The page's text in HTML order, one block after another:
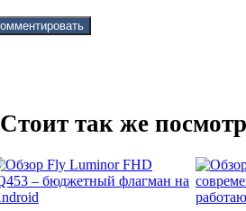
Стоит так же